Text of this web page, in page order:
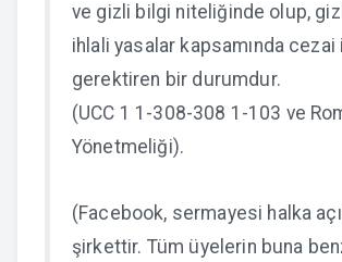
ve gizli bilgi niteliğinde olup,
ihlali yasalar kapsamında cezai
gerektiren bir durumdur.
(UCC 1 1-308-308 1-103 ve
Yönetmeliği).
(Facebook, sermayesi halka
şirkettir. Tüm üyelerin buna